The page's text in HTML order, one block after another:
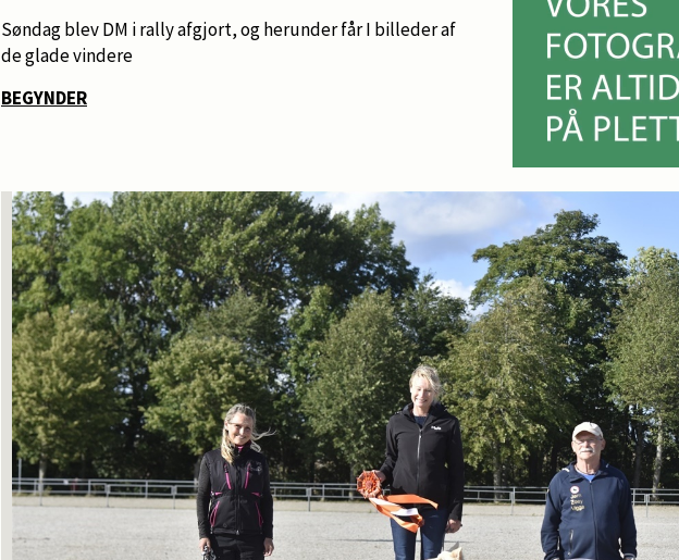
Søndag blev DM i rally afgjort, og herunder får I billeder af
de glade vindere
BEGYNDER